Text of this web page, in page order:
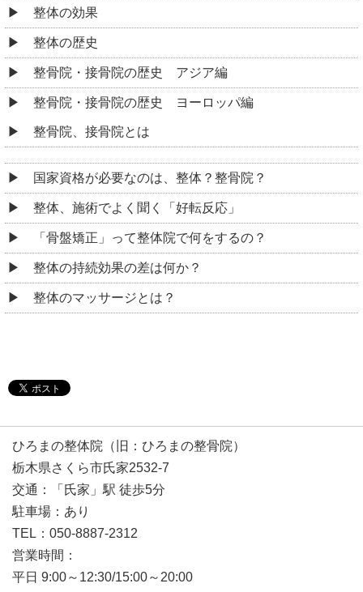
整体の効果
整体の歴史
整骨院・接骨院の歴史 アジア編
整骨院・接骨院の歴史 ヨーロッパ編
整骨院、接骨院とは
国家資格が必要なのは、整体？整骨院？
整体、施術でよく聞く「好転反応」
「骨盤矯正」って整体院で何をするの？
整体の持続効果の差は何か？
整体のマッサージとは？
ひろまの整体院（旧：ひろまの整骨院）
栃木県さくら市氏家2532-7
交通：「氏家」駅 徒歩5分
駐車場：あり
TEL：050-8887-2312
営業時間：
平日 9:00～12:30/15:00～20:00